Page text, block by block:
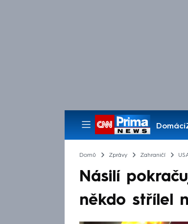
Domácí
Pořady
Domů Zprávy Zahraničí
Násilí
někdo střílel